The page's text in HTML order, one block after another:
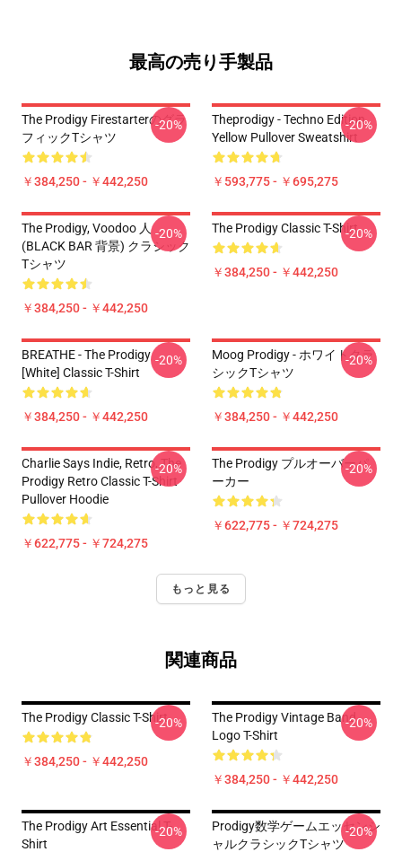
最高の売り手製品
The Prodigy Firestarterのグラ
フィックTシャツ
￥384,250 - ￥442,250
-20%
Theprodigy - Techno Edition
Yellow Pullover Sweatshirt
￥593,775 - ￥695,275
-20%
The Prodigy, Voodoo 人
(BLACK BAR 背景) クラシック
Tシャツ
￥384,250 - ￥442,250
-20% The Prodigy Classic T-Shirt
￥384,250 - ￥442,250
-20%
BREATHE - The Prodigy
[White] Classic T-Shirt
￥384,250 - ￥442,250
-20%
Moog Prodigy - ホワイトクラ
シックTシャツ
￥384,250 - ￥442,250
-20%
Charlie Says Indie, Retro, The
Prodigy Retro Classic T-Shirt
Pullover Hoodie
￥622,775 - ￥724,275
-20%
The Prodigy プルオーバーパ
ーカー
￥622,775 - ￥724,275
-20%
もっと見る
関連商品
The Prodigy Classic T-Shirt
￥384,250 - ￥442,250
-20%
The Prodigy Vintage Band
Logo T-Shirt
￥384,250 - ￥442,250
-20%
The Prodigy Art Essential T-
Shirt
-20%
Prodigy数学ゲームエッセンシ
ャルクラシックTシャツ
-20%